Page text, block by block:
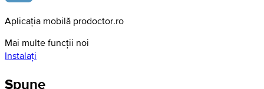
Aplicația mobilă prodoctor.ro
Mai multe funcții noi
Instalați
Spune